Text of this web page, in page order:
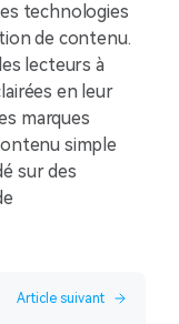
technologies
de contenu.
lecteurs à
en leur
marques
simple
sur des
Article suivant